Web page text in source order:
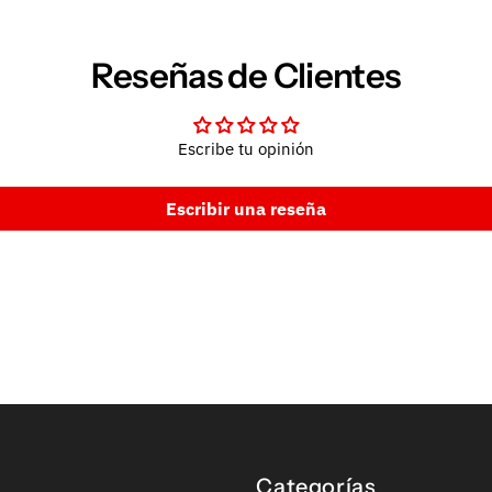
Reseñas de Clientes
Escribe tu opinión
Escribir una reseña
Categorías